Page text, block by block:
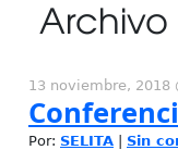
13 noviembre, 2018
Por: SELITA Sin